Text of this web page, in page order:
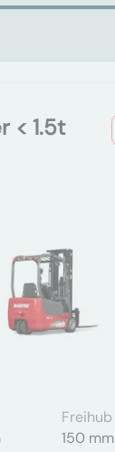
< 1.5t
Freihub
150 mm